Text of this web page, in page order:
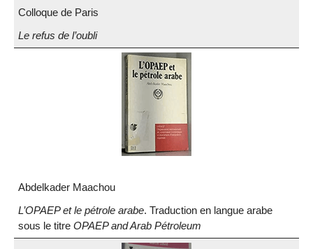
Colloque de Paris
Le refus de l’oubli
Abdelkader Maachou
L’OPAEP et le pétrole arabe. Traduction en langue arabe
sous le titre OPAEP and Arab Pétroleum